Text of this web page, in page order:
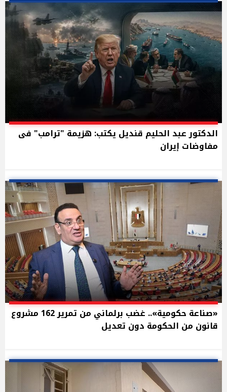
الدكتور عبد الحليم قنديل يكتب: هزيمة "ترامب" فى
مفاوضات إيران
«صناعة حكومية».. غضب برلماني من تمرير 162 مشروع
قانون من الحكومة دون تعديل